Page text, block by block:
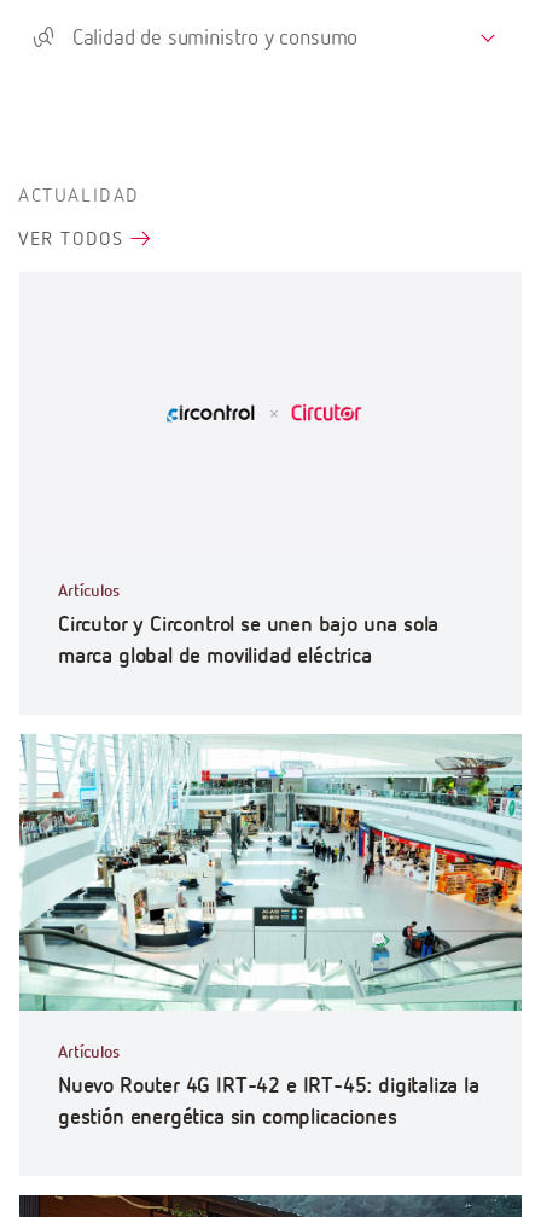
Calidad de suministro y consumo
ACTUALIDAD
VER TODOS
Artículos
Circutor y Circontrol se unen bajo una sola
marca global de movilidad eléctrica
Artículos
Nuevo Router 4G IRT-42 e IRT-45: digitaliza la
gestión energética sin complicaciones